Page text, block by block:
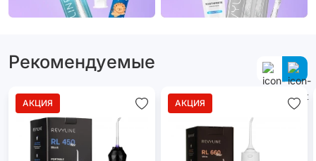
Рекомендуемые
АКЦИЯ АКЦИЯ